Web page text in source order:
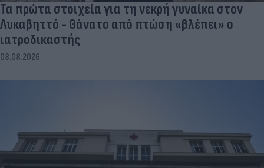
Τα πρώτα στοιχεία για τη νεκρή γυναίκα στον
Λυκαβηττό - Θάνατο από πτώση «βλέπει» ο
ιατροδικαστής
08.08.2026